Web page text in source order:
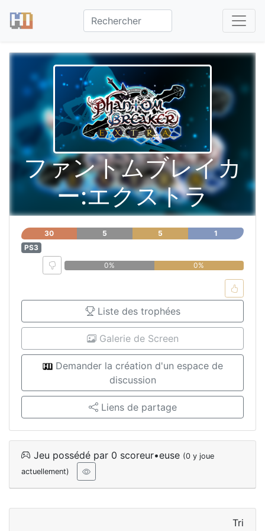
ファントムブレイカ
ー:エクストラ
30 5 5
1
PS3
0%
0%
Liste des trophées
Galerie de Screen
Demander la création d'un espace de
discussion
Liens de partage
Jeu possédé par 0 scoreur•euse (0 y joue
actuellement)
Tri